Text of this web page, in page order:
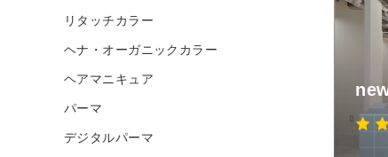
リタッチカラー
ヘナ・オーガニックカラー
ヘアマニキュア
パーマ
デジタルパーマ